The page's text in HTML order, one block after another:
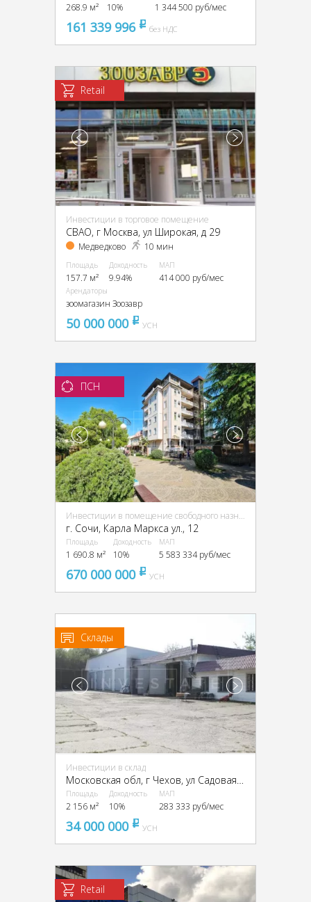
268.9 м² 10% 1 344 500 руб/мес
161 339 996 pуббез НДС
Retail
Инвестиции в торговое помещение
CВАО, г Москва, ул Широкая, д 29
Медведково 10 мин
Площадь
157.7 м²
Доходность
9.94%
МАП
414 000 руб/мес
Арендаторы
зоомагазин Зоозавр
50 000 000 pуб
УСН
ПСН
Инвестиции в помещение свободного назначения (ПСН)
г. Сочи, Карла Маркса ул., 12
Площадь
1 690.8 м²
Доходность
10%
МАП
5 583 334 руб/мес
670 000 000 pуб
УСН
Склады
Инвестиции в склад
Площадь
2 156 м²
Доходность
10%
МАП
283 333 руб/мес
34 000 000 pуб
УСН
Retail